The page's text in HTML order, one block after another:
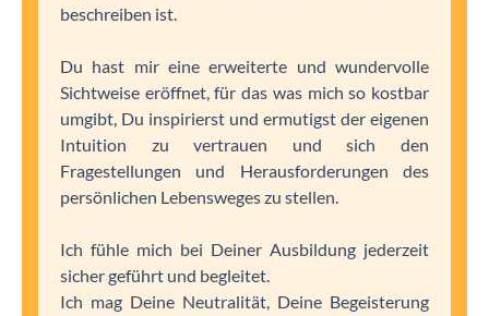
beschreiben ist.
Du hast mir eine erweiterte und wundervolle
Sichtweise eröffnet, für das was mich so kostbar
umgibt, Du inspirierst und ermutigst der eigenen
Intuition zu vertrauen und sich den
Fragestellungen und Herausforderungen des
persönlichen Lebensweges zu stellen.
Ich fühle mich bei Deiner Ausbildung jederzeit
sicher geführt und begleitet.
Ich mag Deine Neutralität, Deine Begeisterung